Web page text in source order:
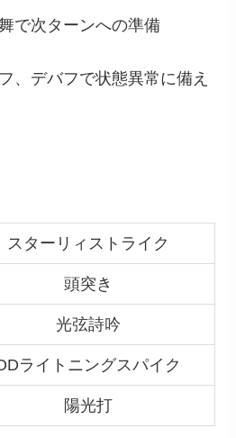
で次ターンへの準備
、デバフで状態異常に備え
スターリィストライク
頭突き
光弦詩吟
ライトニングスパイク
陽光打